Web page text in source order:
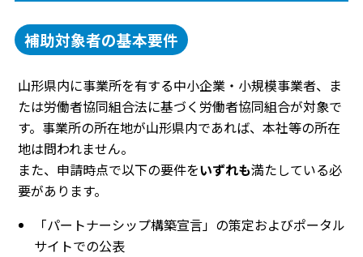
補助対象者の基本要件
山形県内に事業所を有する中小企業・小規模事業者、ま
たは労働者協同組合法に基づく労働者協同組合が対象で
す。事業所の所在地が山形県内であれば、本社等の所在
地は問われません。
また、申請時点で以下の要件をいずれも満たしている必
要があります。
「パートナーシップ構築宣言」の策定およびポータル
サイトでの公表